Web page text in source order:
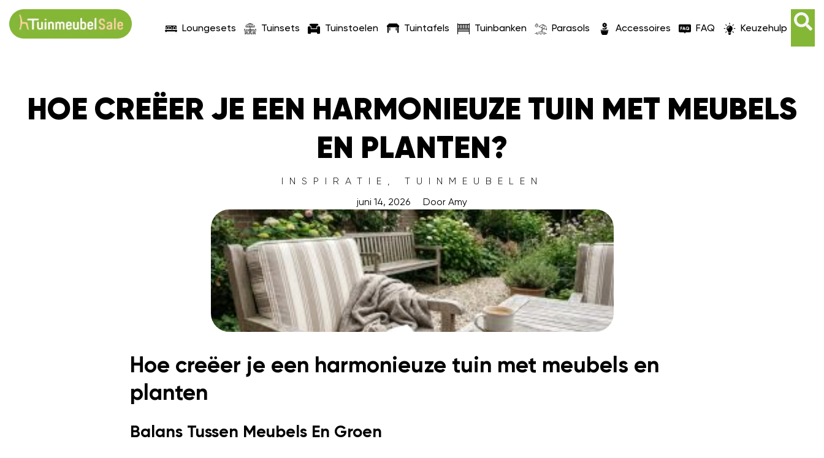
Loungesets Tuinsets Tuinstoelen Tuintafels Tuinbanken Parasols Accessoires FAQ Keuzehulp
HOE CREËER JE EEN HARMONIEUZE TUIN MET MEUBELS
EN PLANTEN?
INSPIRATIE , TUINMEUBELEN
juni 14, 2026
Door Amy
Hoe creëer je een harmonieuze tuin met meubels en
planten
Balans Tussen Meubels En Groen